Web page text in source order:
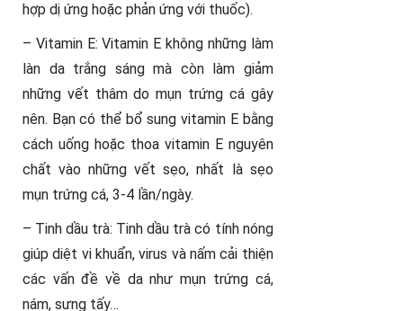
hợp dị ứng hoặc phản ứng với thuốc).
– Vitamin E: Vitamin E không những làm
làn da trắng sáng mà còn làm giảm
những vết thâm do mụn trứng cá gây
nên. Bạn có thể bổ sung vitamin E bằng
cách uống hoặc thoa vitamin E nguyên
chất vào những vết sẹo, nhất là sẹo
mụn trứng cá, 3-4 lần/ngày.
– Tinh dầu trà: Tinh dầu trà có tính nóng
giúp diệt vi khuẩn, virus và nấm cải thiện
các vấn đề về da như mụn trứng cá,
nám, sưng tấy…